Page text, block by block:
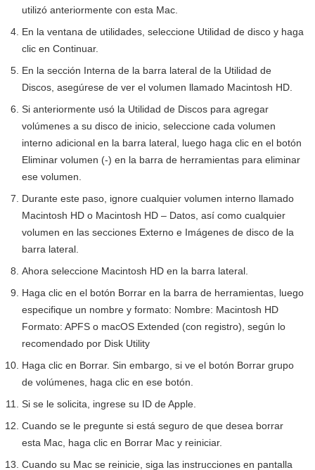
utilizó anteriormente con esta Mac.
En la ventana de utilidades, seleccione Utilidad de disco y haga
clic en Continuar.
En la sección Interna de la barra lateral de la Utilidad de
Discos, asegúrese de ver el volumen llamado Macintosh HD.
Si anteriormente usó la Utilidad de Discos para agregar
volúmenes a su disco de inicio, seleccione cada volumen
interno adicional en la barra lateral, luego haga clic en el botón
Eliminar volumen (-) en la barra de herramientas para eliminar
ese volumen.
Durante este paso, ignore cualquier volumen interno llamado
Macintosh HD o Macintosh HD – Datos, así como cualquier
volumen en las secciones Externo e Imágenes de disco de la
barra lateral.
Ahora seleccione Macintosh HD en la barra lateral.
Haga clic en el botón Borrar en la barra de herramientas, luego
especifique un nombre y formato: Nombre: Macintosh HD
Formato: APFS o macOS Extended (con registro), según lo
recomendado por Disk Utility
Haga clic en Borrar. Sin embargo, si ve el botón Borrar grupo
de volúmenes, haga clic en ese botón.
Si se le solicita, ingrese su ID de Apple.
Cuando se le pregunte si está seguro de que desea borrar
esta Mac, haga clic en Borrar Mac y reiniciar.
Cuando su Mac se reinicie, siga las instrucciones en pantalla